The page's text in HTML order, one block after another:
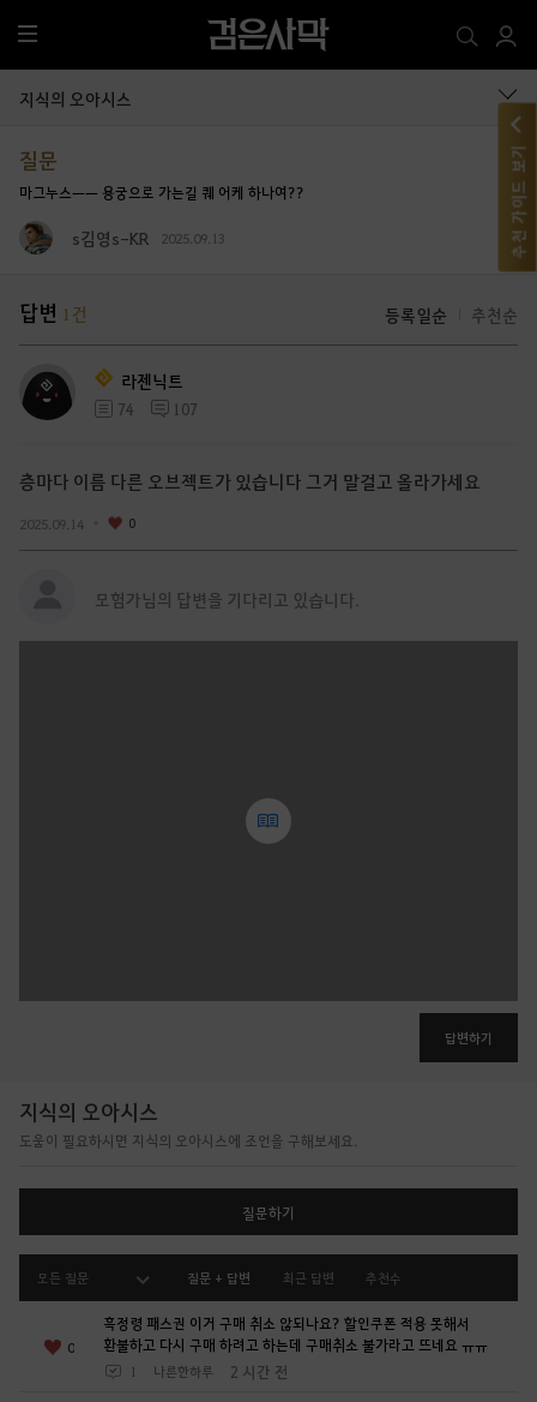
전
체
메
지식의 오아시스
질문
마그누스ㅡㅡ 용궁으로 가는길 퀘 어케 하나여??
s김영s-KR 2025.09.13
답변 1 건 등록일순 추천순
라젠닉트
74 107
층마다 이름 다른 오브젝트가 있습니다 그거 말걸고 올라가세요
2025.09.14 0
로
그
능
지
로
그
인
페
이
지
로
모험가님의 답변을 기다리고 있습니다.
답변하기
지식의 오아시스
도움이 필요하시면 지식의 오아시스에 조언을 구해보세요.
질문하기
질문 + 답변 최근 답변 추천수
모든 질문
0
흑정령 패스권 이거 구매 취소 않되나요? 할인쿠폰 적용 못해서
환불하고 다시 구매 하려고 하는데 구매취소 불가라고 뜨네요 ㅠㅠ
1 나른한하루 2 시간 전
추천 가이드 보기